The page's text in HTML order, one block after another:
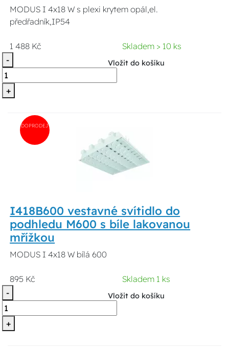
MODUS I 4x18 W s plexi krytem opál,el.
předřadník,IP54
1 488 Kč
Skladem > 10 ks
-
+
Vložit do košíku
DOPRODEJ
I418B600 vestavné svítidlo do
podhledu M600 s bíle lakovanou
mřížkou
MODUS I 4x18 W bílá 600
895 Kč
Skladem 1 ks
-
+
Vložit do košíku